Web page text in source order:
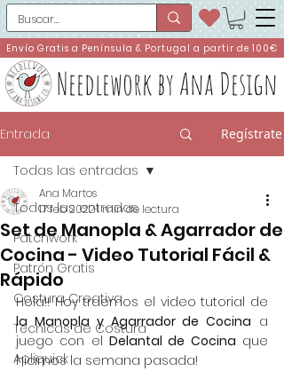
Needlework by Ana Design
Envío Gratis a Península & Portugal a partir de 100€
Entrada Regístrate
Todas las entradas
Patchwork
Patrón Gratis
Costura Creativa
Técnicas de Costura
Apliquick
Todas las entradas
Set de Manopla & Agarrador de
Cocina - Video Tutorial Fácil &
Rápido
Ana Martos
17 feb 20221 min de lectura
la Manopla y Agarrador de Cocina a
juego con el Delantal de Cocina que
hicimos la semana pasada!